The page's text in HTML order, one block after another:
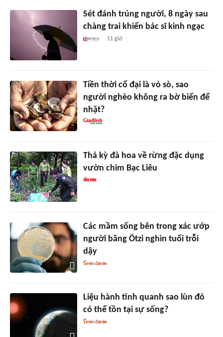
Sét đánh trúng người, 8 ngày sau
chàng trai khiến bác sĩ kinh ngạc
11 giờ
Tiền thời cổ đại là vỏ sò, sao
người nghèo không ra bờ biển để
nhặt?
Thả kỳ đà hoa về rừng đặc dụng
vườn chim Bạc Liêu
Các mầm sống bên trong xác ướp
người băng Ötzi nghìn tuổi trỗi
dậy
Liệu hành tinh quanh sao lùn đỏ
có thể tồn tại sự sống?